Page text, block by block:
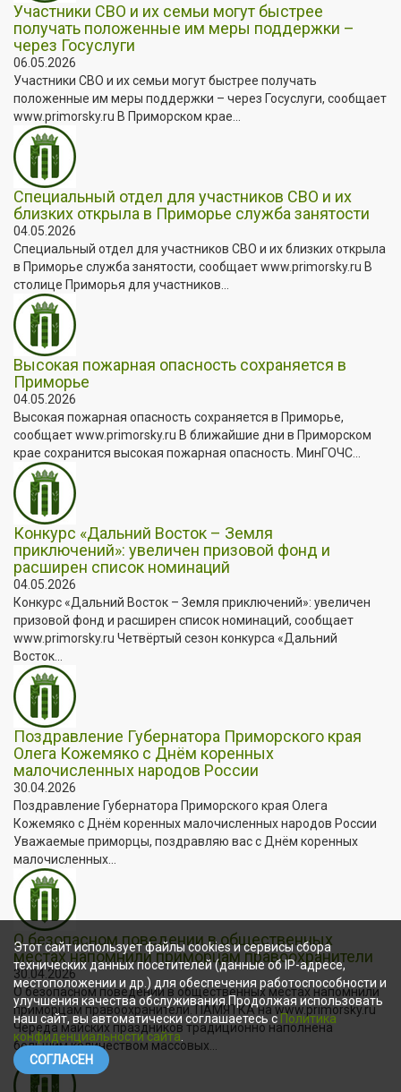
Участники СВО и их семьи могут быстрее
получать положенные им меры поддержки –
через Госуслуги
06.05.2026
Участники СВО и их семьи могут быстрее получать
положенные им меры поддержки – через Госуслуги, сообщает
www.primorsky.ru В Приморском крае...
Специальный отдел для участников СВО и их
близких открыла в Приморье служба занятости
04.05.2026
Специальный отдел для участников СВО и их близких открыла
в Приморье служба занятости, сообщает www.primorsky.ru В
столице Приморья для участников...
Высокая пожарная опасность сохраняется в
Приморье
04.05.2026
Высокая пожарная опасность сохраняется в Приморье,
сообщает www.primorsky.ru В ближайшие дни в Приморском
крае сохранится высокая пожарная опасность. МинГОЧС...
Конкурс «Дальний Восток – Земля
приключений»: увеличен призовой фонд и
расширен список номинаций
04.05.2026
Конкурс «Дальний Восток – Земля приключений»: увеличен
призовой фонд и расширен список номинаций, сообщает
www.primorsky.ru Четвёртый сезон конкурса «Дальний
Восток...
Поздравление Губернатора Приморского края
Олега Кожемяко с Днём коренных
малочисленных народов России
30.04.2026
Поздравление Губернатора Приморского края Олега
Кожемяко с Днём коренных малочисленных народов России
Уважаемые приморцы, поздравляю вас с Днём коренных
малочисленных...
О безопасном поведении в общественных
местах напомнили приморцам правоохранители
30.04.2026
О безопасном поведении в общественных местах напомнили
приморцам правоохранители. ПАМЯТКА на www.primorsky.ru
Череда майских праздников традиционно наполнена
большим количеством массовых...
Этот сайт использует файлы cookies и сервисы сбора
технических данных посетителей (данные об IP-адресе,
местоположении и др.) для обеспечения работоспособности и
улучшения качества обслуживания.Продолжая использовать
наш сайт, вы автоматически соглашаетесь с Политика
конфиденциальности сайта.
СОГЛАСЕН